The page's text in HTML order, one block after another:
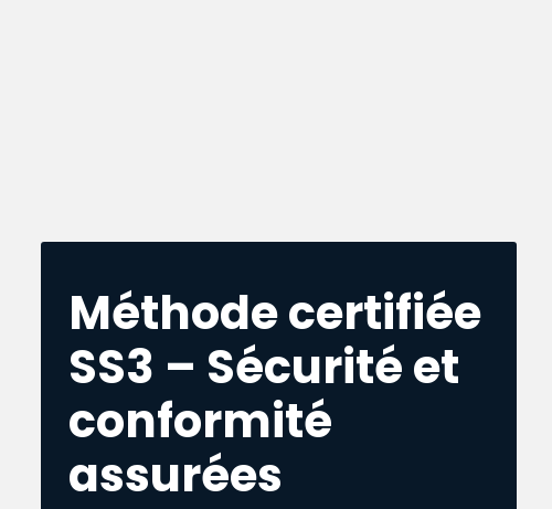
Méthode certifiée
SS3 – Sécurité et
conformité
assurées